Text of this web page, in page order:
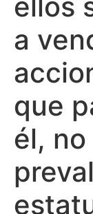
a
que
él,